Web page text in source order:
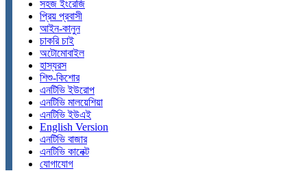
সহজ ইংরেজি
প্রিয় প্রবাসী
আইন-কানুন
চাকরি চাই
অটোমোবাইল
হাস্যরস
শিশু-কিশোর
এনটিভি ইউরোপ
এনটিভি মালয়েশিয়া
এনটিভি ইউএই
English Version
এনটিভি বাজার
এনটিভি কানেক্ট
যোগাযোগ